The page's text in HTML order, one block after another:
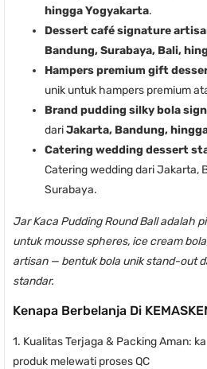
hingga Yogyakarta.
Dessert café signature
Bandung, Surabaya, Bali,
Hampers premium gift
unik untuk hampers premium
Brand pudding silky bola
dariJakarta, Bandung,
Catering wedding dessert
Catering wedding dari Jakarta,
Surabaya.
Jar Kaca Pudding Round Ball adalah
untuk mousse spheres, ice cream
artisan — bentuk bola unik stand-out
standar.
Kenapa Berbelanja Di
1. Kualitas Terjaga & Packing Aman:
produk melewati proses QC